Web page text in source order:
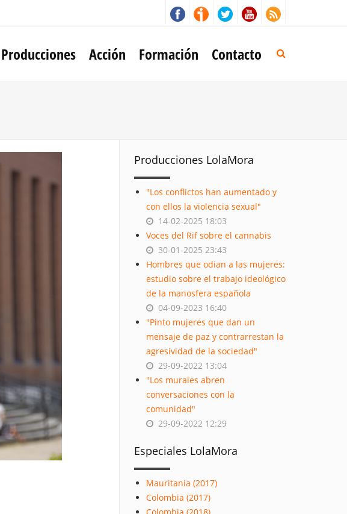
Producciones Acción Formación Contacto
Producciones LolaMora
"Los conflictos han aumentado y
con ellos la violencia sexual"
14-02-2025 18:03
Voces del Rif sobre el cannabis
30-01-2025 23:43
Hombres que odian a las mujeres:
estudio sobre el trabajo ideológico
de la manosfera española
04-09-2023 16:40
"Pinto mujeres que dan un
mensaje de paz y contrarrestan la
agresividad de la sociedad"
29-09-2022 13:04
"Los murales abren
conversaciones con la
comunidad"
29-09-2022 12:29
Especiales LolaMora
Mauritania (2017)
Colombia (2017)